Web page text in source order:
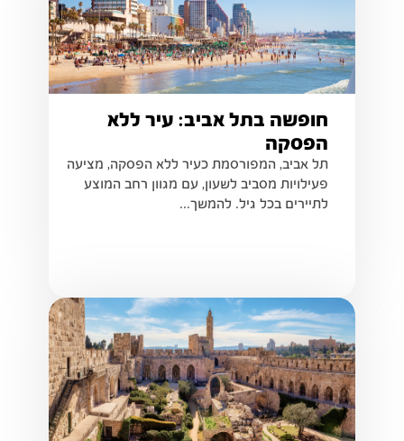
חופשה בתל אביב: עיר ללא
הפסקה
תל אביב, המפורסמת כעיר ללא הפסקה, מציעה
פעילויות מסביב לשעון, עם מגוון רחב המוצע
לתיירים בכל גיל. להמשך...